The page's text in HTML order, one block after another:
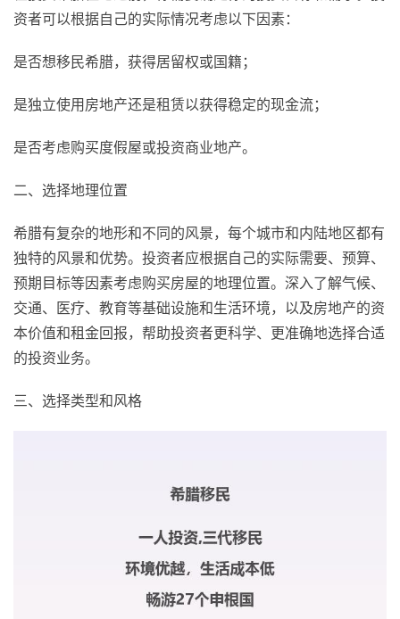
资者可以根据自己的实际情况考虑以下因素：
是否想移民希腊，获得居留权或国籍；
是独立使用房地产还是租赁以获得稳定的现金流；
是否考虑购买度假屋或投资商业地产。
二、选择地理位置
希腊有复杂的地形和不同的风景，每个城市和内陆地区都有
独特的风景和优势。投资者应根据自己的实际需要、预算、
预期目标等因素考虑购买房屋的地理位置。深入了解气候、
交通、医疗、教育等基础设施和生活环境，以及房地产的资
本价值和租金回报，帮助投资者更科学、更准确地选择合适
的投资业务。
三、选择类型和风格